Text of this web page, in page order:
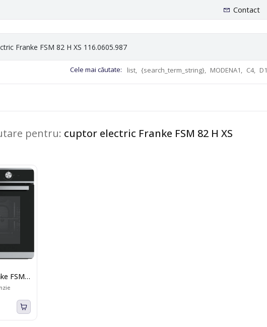
Contact
Cele mai căutate: list, {search_term_string}, MODENA1, C4, D1
pentru: cuptor electric Franke FSM 82 H XS
FSM